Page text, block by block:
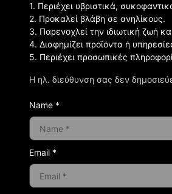
Η ηλ. διεύθυνση σας δεν
1. Περιέχει υβριστικά,
2. Προκαλεί βλάβη σε ανηλίκους.
3. Παρενοχλεί την ιδιωτική ζωή
4. Διαφημίζει προϊόντα ή
5. Περιέχει προσωπικές
Name *
Email *